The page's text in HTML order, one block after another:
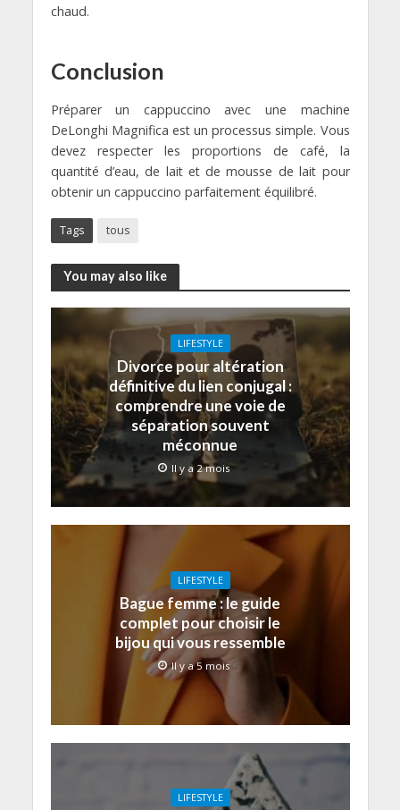
chaud.
Conclusion
Préparer un cappuccino avec une machine
DeLonghi Magnifica est un processus simple. Vous
devez respecter les proportions de café, la
quantité d’eau, de lait et de mousse de lait pour
obtenir un cappuccino parfaitement équilibré.
Tags tous
You may also like
LIFESTYLE
Divorce pour altération
définitive du lien conjugal :
comprendre une voie de
séparation souvent
méconnue
Il y a 2 mois
LIFESTYLE
Bague femme : le guide
complet pour choisir le
bijou qui vous ressemble
Il y a 5 mois
LIFESTYLE